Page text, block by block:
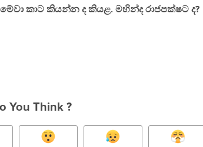
කාට කියන්න ද කියළ. මහින්ද රාජපක්ෂට ද?
You Think ?